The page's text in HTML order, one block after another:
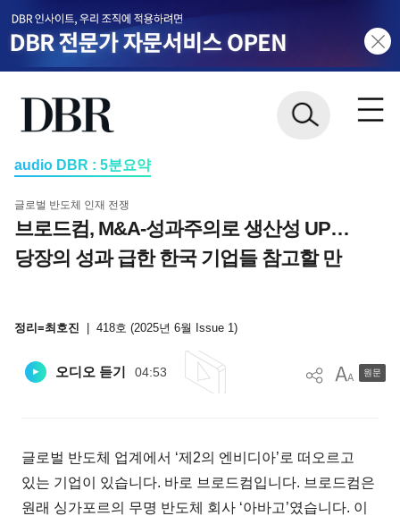
audio DBR : 5분요약
글로벌 반도체 인재 전쟁
브로드컴, M&A-성과주의로 생산성 UP…
당장의 성과 급한 한국 기업들 참고할 만
정리=최호진 418호 (2025년 6월 Issue 1)
오디오 듣기 04:53 원문
글로벌 반도체 업계에서 ‘제2의 엔비디아’로 떠오르고
있는 기업이 있습니다. 바로 브로드컴입니다. 브로드컴은
원래 싱가포르의 무명 반도체 회사 ‘아바고’였습니다. 이